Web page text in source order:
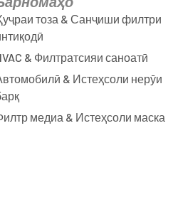
тоза & Санҷиши филтри
& Филтратсияи саноатӣ
& Истеҳсоли нерӯи
медиа & Истеҳсоли маска